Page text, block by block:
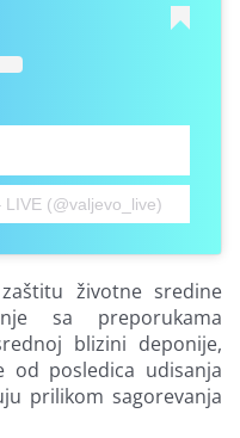
(@valjevo_live)
životne sredine
sa preporukama
blizini deponije,
od posledica udisanja
prilikom sagorevanja